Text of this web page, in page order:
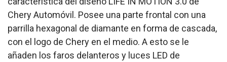
Chery Automóvil. Posee una parte frontal con una
parrilla hexagonal de diamante en forma de cascada,
con el logo de Chery en el medio. A esto se le
añaden los faros delanteros y luces LED de